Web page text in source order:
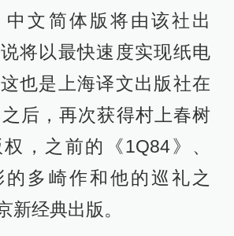
文简体版将由该社出
将以最快速度实现纸电
也是上海译文出版社在
后，再次获得村上春树
，之前的《1Q84》、
的多崎作和他的巡礼之
新经典出版。